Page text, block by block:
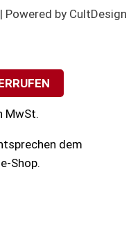
by CultDesign
MwSt.
dem
Shop.